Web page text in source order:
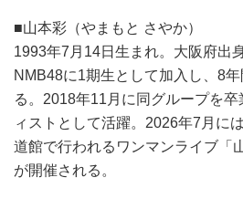
■山本彩（やまもと さやか）
1993年7月14日生まれ。大阪府出
NMB48に1期生として加入し、8
る。2018年11月に同グループを
ィストとして活躍。2026年7月に
道館で行われるワンマンライブ「
が開催される。